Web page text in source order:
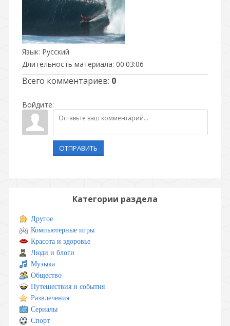
Язык: Русский
Длительность материала: 00:03:06
Всего комментариев: 0
Войдите:
ОТПРАВИТЬ
Категории раздела
Другое
Компьютерные игры
Красота и здоровье
Люди и блоги
Музыка
Общество
Путешествия и события
Развлечения
Сериалы
Спорт